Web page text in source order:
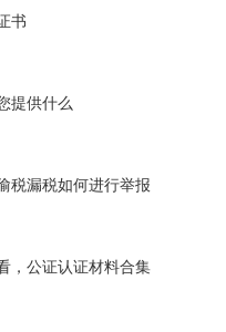
书
提供什么
税漏税如何进行举报
，公证认证材料合集